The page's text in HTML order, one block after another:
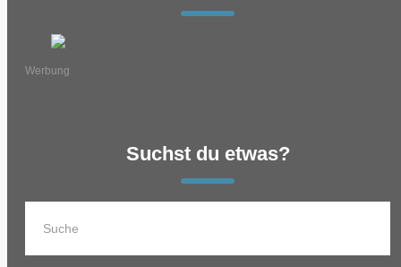
Werbung
Suchst du etwas?